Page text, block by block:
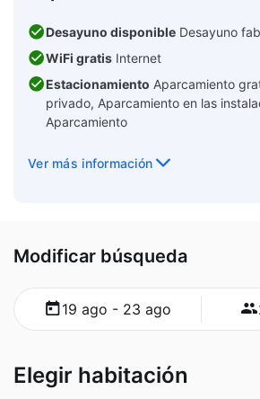
Desayuno disponible Desayuno
WiFi gratis Internet
Estacionamiento Aparcamiento
privado, Aparcamiento en las
Aparcamiento
Ver más información
Modificar búsqueda
19 ago - 23 ago
Elegir habitación